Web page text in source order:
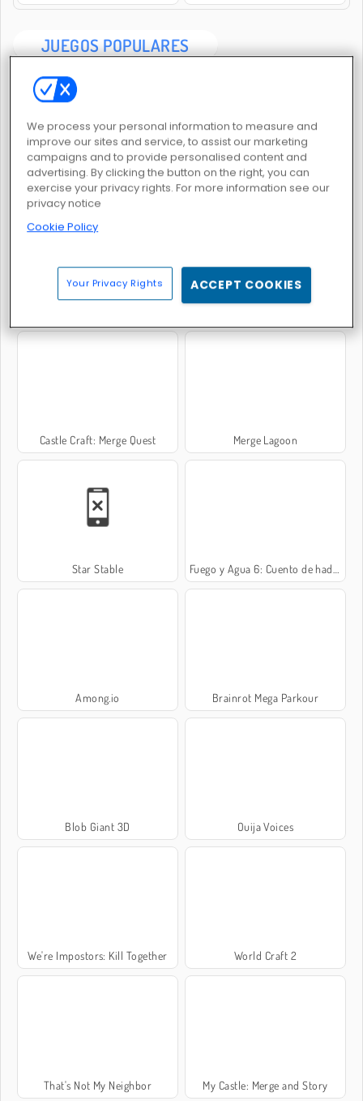
JUEGOS POPULARES
Fun Race 3D Tsunami Brainrots Online
Castle Craft: Merge Quest Merge Lagoon
Star Stable Fuego y Agua 6: Cuento de hadas
Among.io Brainrot Mega Parkour
Blob Giant 3D Ouija Voices
We're Impostors: Kill Together World Craft 2
That's Not My Neighbor My Castle: Merge and Story
We process your personal information to measure and
improve our sites and service, to assist our marketing
campaigns and to provide personalised content and
advertising. By clicking the button on the right, you can
exercise your privacy rights. For more information see our
privacy notice
Cookie Policy
Your Privacy Rights ACCEPT COOKIES